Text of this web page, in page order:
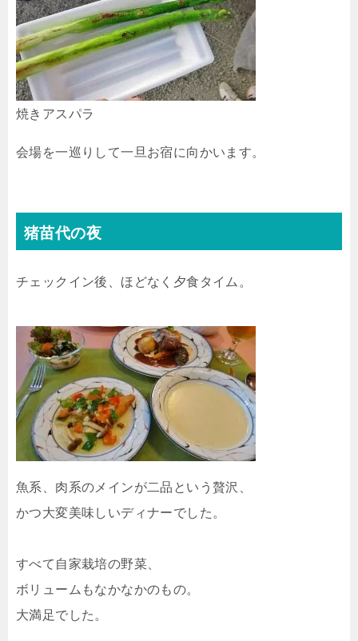
焼きアスパラ
会場を一巡りして一旦お宿に向かいます。
猪苗代の夜
チェックイン後、ほどなく夕食タイム。
魚系、肉系のメインが二品という贅沢、
かつ大変美味しいディナーでした。
すべて自家栽培の野菜、
ボリュームもなかなかのもの。
大満足でした。